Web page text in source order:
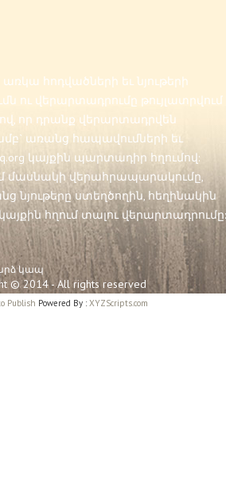
առկա հոդվածների եւ նյութերի
ու վերարտադրումը թույլատրվում
որ դրանք վերարտադրվեն
առանց հապավումների եւ
կայքին պարտադիր հղումով:
մասնակի վերահրապարակումը,
նյութերը ստեղծողին, հեղինակին
հղում տալու վերարտադրումը:
կապ
© 2014 - All rights reserved
Publish Powered By :XYZScripts.com